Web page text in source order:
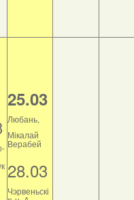
25.03
Любань,
Мікалай
Верабей
28.03
Чэрвеньскі